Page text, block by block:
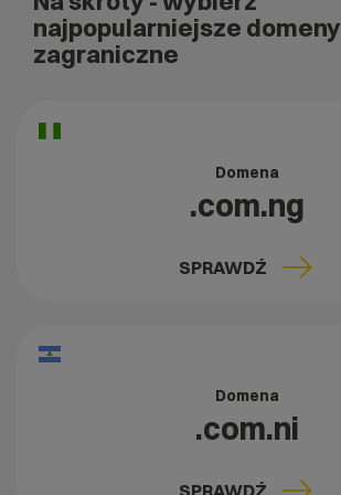
najpopularniejsze domeny
zagraniczne
Domena
.com.ng
SPRAWDŹ
Domena
.com.ni
SPRAWDŹ